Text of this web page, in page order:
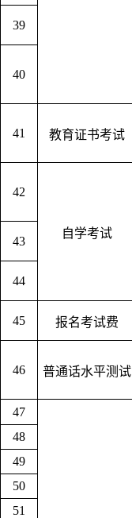
39
40
41 教育证书考试
42
自学考试
43
44
45 报名考试费
46 普通话水平测试
47
48
49
50
51